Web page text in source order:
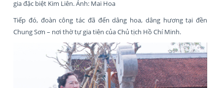
gia đặc biệt Kim Liên. Ảnh: Mai Hoa
Tiếp đó, đoàn công tác đã đến dâng hoa, dâng hương tại đền
Chung Sơn – nơi thờ tự gia tiên của Chủ tịch Hồ Chí Minh.